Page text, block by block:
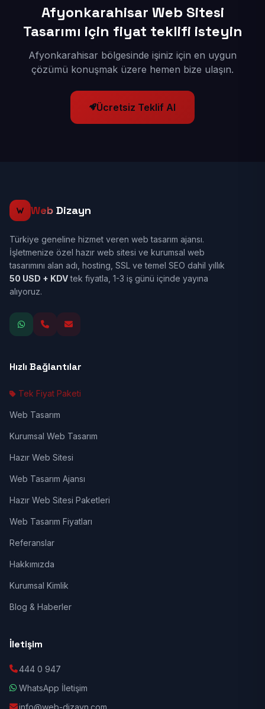
Afyonkarahisar Web Sitesi
Tasarımı için fiyat teklifi isteyin
Afyonkarahisar bölgesinde işiniz için en uygun
çözümü konuşmak üzere hemen bize ulaşın.
Ücretsiz Teklif Al
Web Dizayn
Türkiye geneline hizmet veren web tasarım ajansı.
İşletmenize özel hazır web sitesi ve kurumsal web
tasarımını alan adı, hosting, SSL ve temel SEO dahil yıllık
50 USD + KDVtek fiyatla, 1-3 iş günü içinde yayına
alıyoruz.
Hızlı Bağlantılar
Tek Fiyat Paketi
Web Tasarım
Kurumsal Web Tasarım
Hazır Web Sitesi
Web Tasarım Ajansı
Hazır Web Sitesi Paketleri
Web Tasarım Fiyatları
Referanslar
Hakkımızda
Kurumsal Kimlik
Blog & Haberler
İletişim
444 0 947
WhatsApp İletişim
info@web-dizayn.com